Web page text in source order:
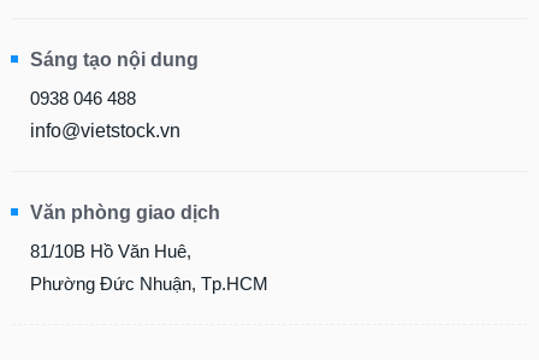
Sáng tạo nội dung
0938 046 488
info@vietstock.vn
Văn phòng giao dịch
81/10B Hồ Văn Huê,
Phường Đức Nhuận, Tp.HCM